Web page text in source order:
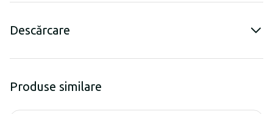
Descărcare
Produse similare